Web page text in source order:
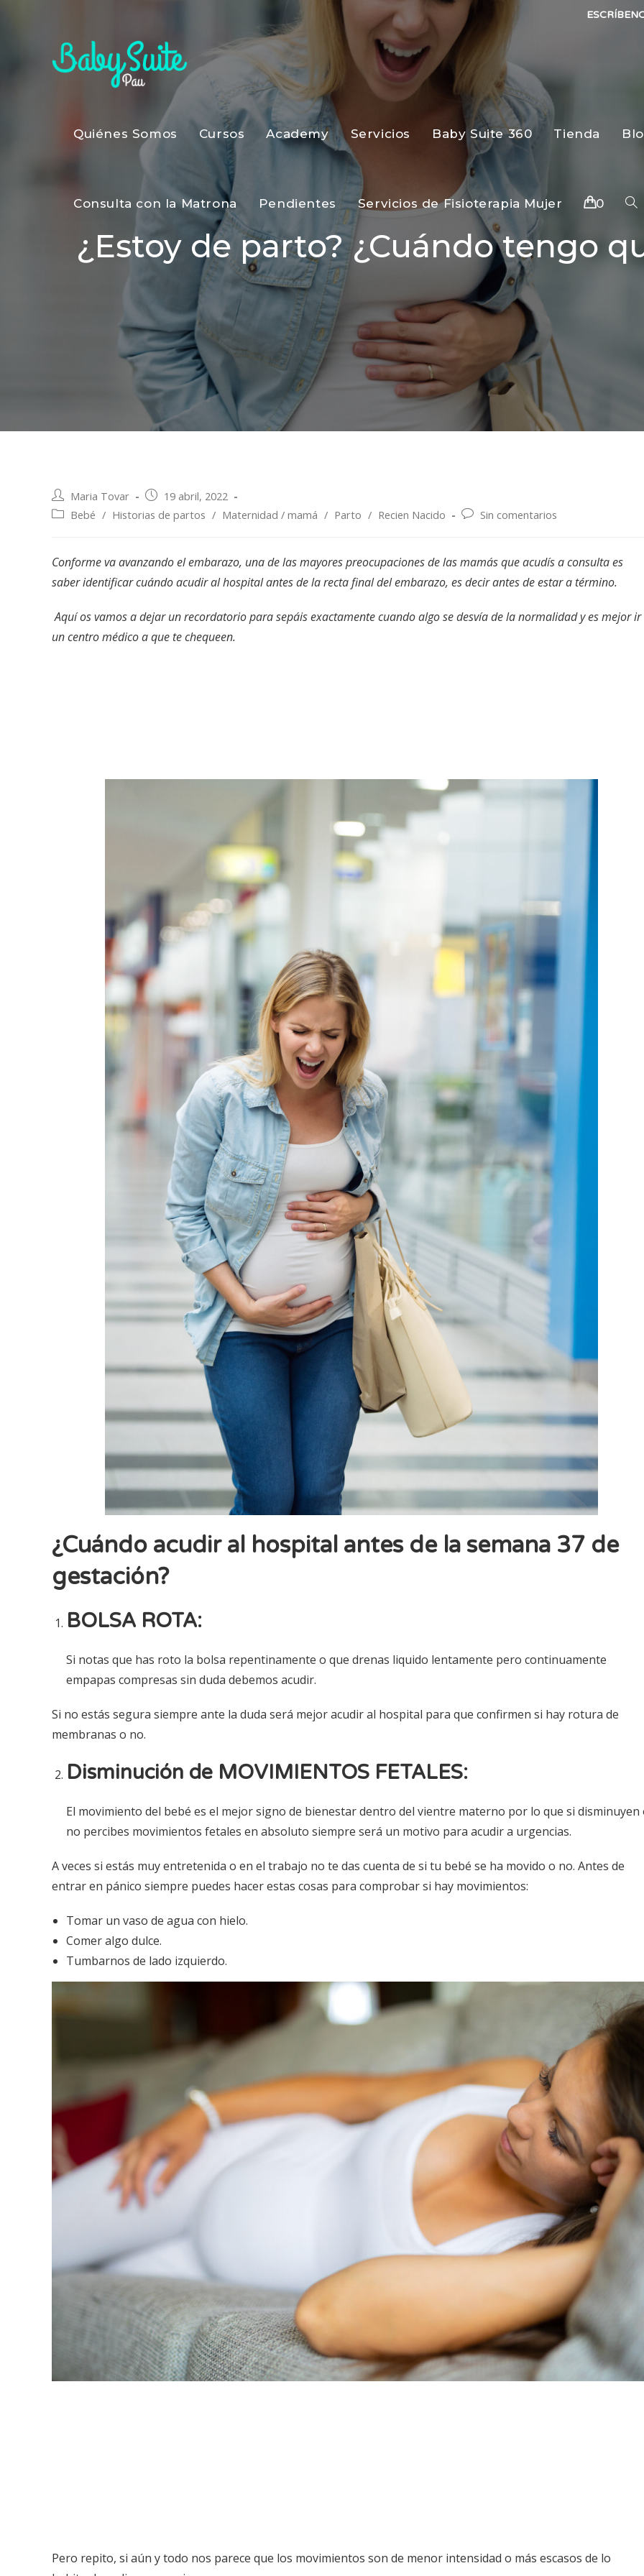
Quiénes Somos Cursos Academy Servicios Baby Suite 360 Tienda
Consulta con la Matrona Pendientes Servicios de Fisioterapia Mujer 0
¿Estoy de parto? ¿Cuándo tengo
Maria Tovar
19 abril, 2022
Bebé / Historias de partos / Maternidad / mamá / Parto / Recien Nacido Sin comentarios
Conforme va avanzando el embarazo, una de las mayores preocupaciones de las mamás que acudís a consulta es
saber identificar cuándo acudir al hospital antes de la recta final del embarazo, es decir antes de estar a término.
Aquí os vamos a dejar un recordatorio para sepáis exactamente cuando algo se desvía de la normalidad y es mejor ir
un centro médico a que te chequeen.
¿Cuándo acudir al hospital antes de la semana 37 de
gestación?
BOLSA ROTA:
Si notas que has roto la bolsa repentinamente o que drenas liquido lentamente pero continuamente
empapas compresas sin duda debemos acudir.
Si no estás segura siempre ante la duda será mejor acudir al hospital para que confirmen si hay rotura de
membranas o no.
Disminución de MOVIMIENTOS FETALES:
El movimiento del bebé es el mejor signo de bienestar dentro del vientre materno por lo que si disminuyen
no percibes movimientos fetales en absoluto siempre será un motivo para acudir a urgencias.
A veces si estás muy entretenida o en el trabajo no te das cuenta de si tu bebé se ha movido o no. Antes de
entrar en pánico siempre puedes hacer estas cosas para comprobar si hay movimientos:
Tomar un vaso de agua con hielo.
Comer algo dulce.
Tumbarnos de lado izquierdo.
Pero repito, si aún y todo nos parece que los movimientos son de menor intensidad o más escasos de lo